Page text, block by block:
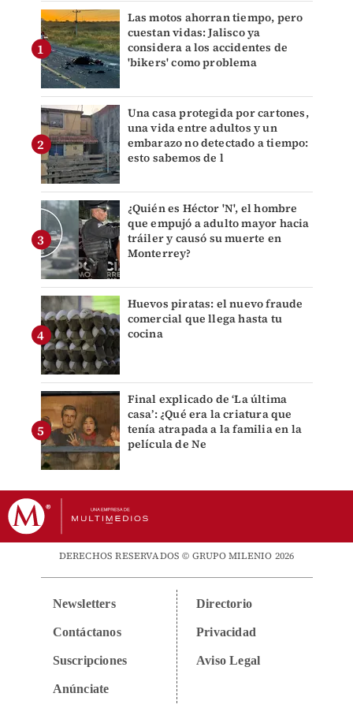
Las motos ahorran tiempo, pero
cuestan vidas: Jalisco ya
considera a los accidentes de
'bikers' como problema
Una casa protegida por cartones,
una vida entre adultos y un
embarazo no detectado a tiempo:
esto sabemos de l
¿Quién es Héctor 'N', el hombre
que empujó a adulto mayor hacia
tráiler y causó su muerte en
Monterrey?
Huevos piratas: el nuevo fraude
comercial que llega hasta tu
cocina
Final explicado de ‘La última
casa’: ¿Qué era la criatura que
tenía atrapada a la familia en la
película de Ne
DERECHOS RESERVADOS © GRUPO MILENIO 2026
Newsletters
Contáctanos
Suscripciones
Anúnciate
Directorio
Privacidad
Aviso Legal